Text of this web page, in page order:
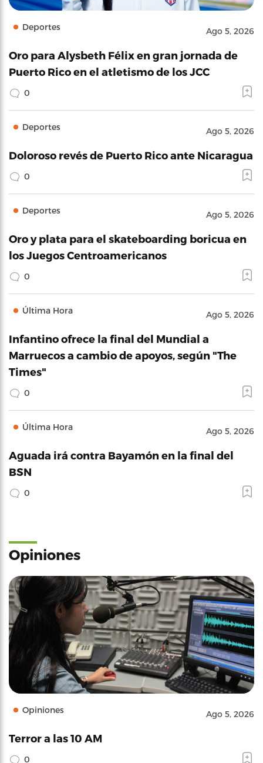
Deportes Ago 5, 2026
Oro para Alysbeth Félix en gran jornada de
Puerto Rico en el atletismo de los JCC
0
Deportes Ago 5, 2026
Doloroso revés de Puerto Rico ante Nicaragua
0
Deportes Ago 5, 2026
Oro y plata para el skateboarding boricua en
los Juegos Centroamericanos
0
Última Hora Ago 5, 2026
Infantino ofrece la final del Mundial a
Marruecos a cambio de apoyos, según "The
Times"
0
Última Hora Ago 5, 2026
Aguada irá contra Bayamón en la final del
BSN
0
Opiniones
Opiniones Ago 5, 2026
Terror a las 10 AM
0